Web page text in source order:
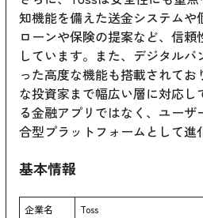
知機能を備えた送金システムや
ローンや保険の提案など、信
しています。また、デジタル
った高度な機能も搭載されて
な投資家まで幅広い層に対応し
る金融アプリではなく、ユー
合型プラットフォームとして進
基本情報
企業名 Toss